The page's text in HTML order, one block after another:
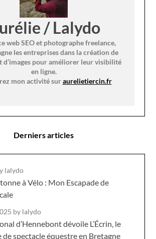
/ Lalydo
web SEO et photographe freelance,
les entreprises dans la création de
d’images pour améliorer leur visibilité
en ligne.
mon activité suraurelietiercin.fr
Derniers articles
lalydo
à Vélo : Mon Escapade de
by lalydo
d’Hennebont dévoile L’Écrin, le
de spectacle équestre en Bretagne